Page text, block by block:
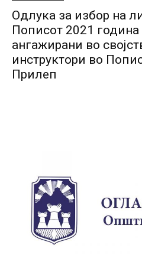
Одлука за избор на
Пописот 2021 година
ангажирани во
инструктори во
Прилеп